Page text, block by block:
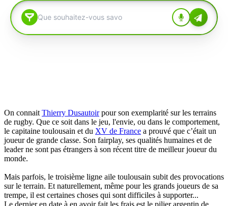
On connait Thierry Dusautoirpour son exemplarité sur les terrains
de rugby. Que ce soit dans le jeu, l'envie, ou dans le comportement,
le capitaine toulousain et du XV de France a prouvé que c’était un
joueur de grande classe. Son fairplay, ses qualités humaines et de
leader ne sont pas étrangers à son récent titre de meilleur joueur du
monde.
Mais parfois, le troisième ligne aile toulousain subit des provocations
sur le terrain. Et naturellement, même pour les grands joueurs de sa
trempe, il est certaines choses qui sont difficiles à supporter...
Le dernier en date à en avoir fait les frais est le pilier argentin de